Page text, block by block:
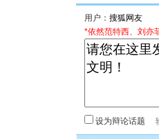
用户：
*依然范特西、刘亦
设为辩论话题